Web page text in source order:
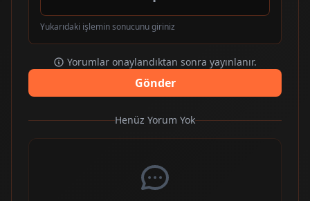
Yukarıdaki işlemin sonucunu giriniz
Yorumlar onaylandıktan sonra yayınlanır.
Gönder
Henüz Yorum Yok